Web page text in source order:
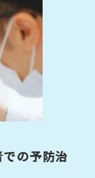
の予防治